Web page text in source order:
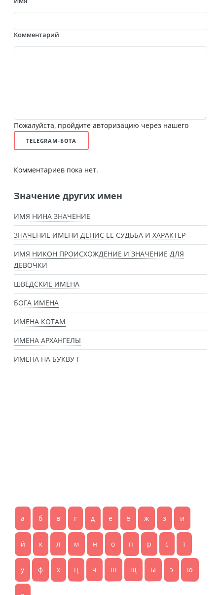
Комментарий
Пожалуйста, пройдите авторизацию через нашего
TELEGRAM-БОТА
Комментариев пока нет.
Значение других имен
ИМЯ НИНА ЗНАЧЕНИЕ
ЗНАЧЕНИЕ ИМЕНИ ДЕНИС ЕЕ СУДЬБА И ХАРАКТЕР
ИМЯ НИКОН ПРОИСХОЖДЕНИЕ И ЗНАЧЕНИЕ ДЛЯ
ДЕВОЧКИ
ШВЕДСКИЕ ИМЕНА
БОГА ИМЕНА
ИМЕНА КОТАМ
ИМЕНА АРХАНГЕЛЫ
ИМЕНА НА БУКВУ Г
а б в г д е ё ж з и
й к л м н о п р с т
у ф х ц ч ш щ ы э ю